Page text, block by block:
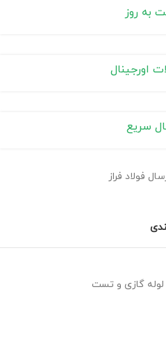
به روز
اورجینال
سریع
لوله گازی و تست